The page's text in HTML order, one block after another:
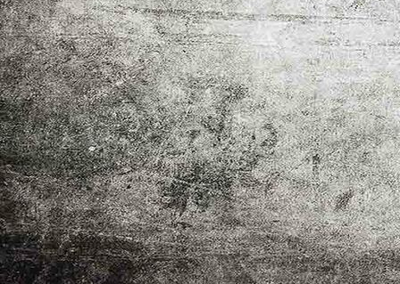
Andreas Krippner bei der Bildvorstellung